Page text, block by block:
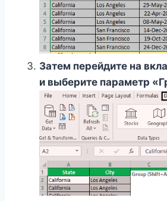
Затем перейдите на
и выберите параметр